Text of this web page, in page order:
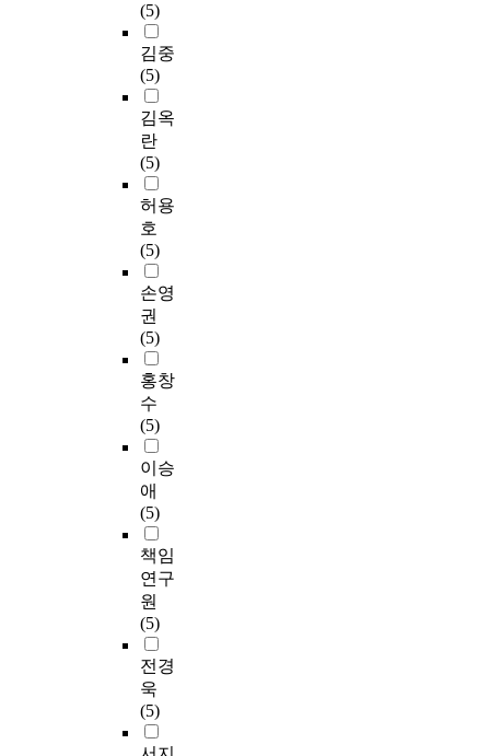
(5)
김중
(5)
김옥
란
(5)
허용
호
(5)
손영
권
(5)
홍창
수
(5)
이승
애
(5)
책임
연구
원
(5)
전경
욱
(5)